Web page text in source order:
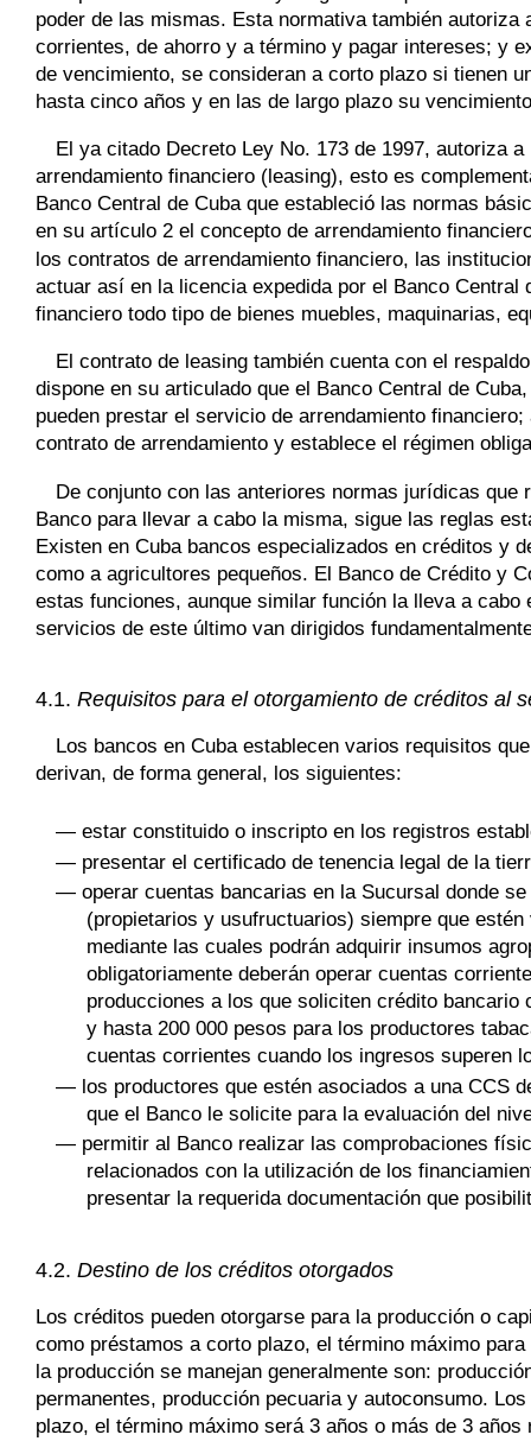
poder de las mismas. Esta normativa también
corrientes, de ahorro y a término y pagar intereses; y
de vencimiento, se consideran a corto plazo si tienen
hasta cinco años y en las de largo plazo su
El ya citado Decreto Ley No. 173 de 1997, autoriza
arrendamiento financiero (leasing), esto es
Banco Central de Cuba que estableció las normas
en su artículo 2 el concepto de arrendamiento
los contratos de arrendamiento financiero, las
actuar así en la licencia expedida por el Banco Central
financiero todo tipo de bienes muebles, maquinarias,
El contrato de leasing también cuenta con el
dispone en su articulado que el Banco Central de
pueden prestar el servicio de arrendamiento
contrato de arrendamiento y establece el régimen
De conjunto con las anteriores normas jurídicas que
Banco para llevar a cabo la misma, sigue las reglas
Existen en Cuba bancos especializados en créditos y
como a agricultores pequeños. El Banco de Crédito y
estas funciones, aunque similar función la lleva a
servicios de este último van dirigidos
4.1. Requisitos para el otorgamiento de créditos al
Los bancos en Cuba establecen varios requisitos
derivan, de forma general, los siguientes:
— estar constituido o inscripto en los registros
— presentar el certificado de tenencia legal de la
— operar cuentas bancarias en la Sucursal donde
(propietarios y usufructuarios) siempre que
mediante las cuales podrán adquirir insumos
obligatoriamente deberán operar cuentas
producciones a los que soliciten crédito
y hasta 200 000 pesos para los productores
cuentas corrientes cuando los ingresos superen
— los productores que estén asociados a una CCS
que el Banco le solicite para la evaluación del
— permitir al Banco realizar las comprobaciones
relacionados con la utilización de los
presentar la requerida documentación que
4.2. Destino de los créditos otorgados
Los créditos pueden otorgarse para la producción o
como préstamos a corto plazo, el término máximo
la producción se manejan generalmente son:
permanentes, producción pecuaria y autoconsumo.
plazo, el término máximo será 3 años o más de 3